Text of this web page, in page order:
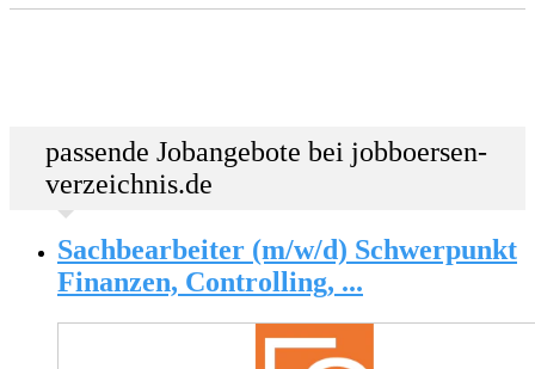
passende Jobangebote bei jobboersen-
verzeichnis.de
Sachbearbeiter (m/w/d) Schwerpunkt
Finanzen, Controlling, ...